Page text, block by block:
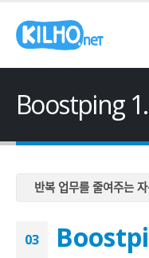
Boostping
반복 업무를 줄여주는
반복 업무를 줄여주는
03